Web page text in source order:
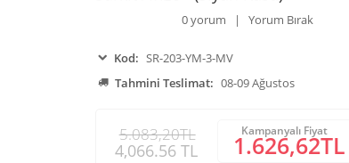
0 yorum | Yorum Bırak
Kod: SR-203-YM-3-MV
Tahmini Teslimat: 08-09 Ağustos
5.083,20TL
4,066.56 TL
Kampanyalı Fiyat
1.626,62TL